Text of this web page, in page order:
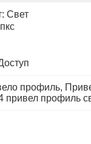
Свет
профиль,
профиль